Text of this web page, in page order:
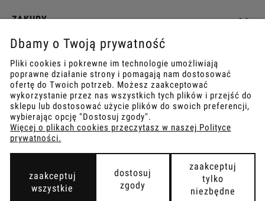
ZAKUPY
INFO
REGULAMINY
COPYRIGHT © 2021
TEMPISH.WYKONANIE:BOMBARDIER.PRO
Dbamy o Twoją prywatność
Pliki cookies i pokrewne im technologie umożliwiają
poprawne działanie strony i pomagają nam dostosować
ofertę do Twoich potrzeb. Możesz zaakceptować
wykorzystanie przez nas wszystkich tych plików i przejść do
sklepu lub dostosować użycie plików do swoich preferencji,
wybierając opcję "Dostosuj zgody".
Więcej o plikach cookies przeczytasz w naszej Polityce
prywatności.
zaakceptuj
tylko
niezbędne
dostosuj
zgody
zaakceptuj
wszystkie